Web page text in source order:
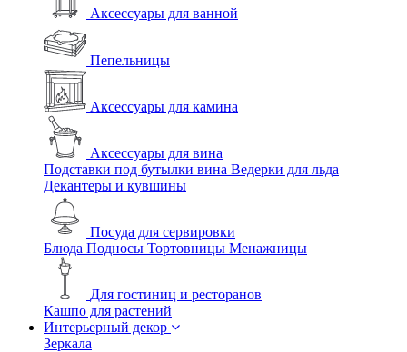
Аксессуары для ванной
Пепельницы
Аксессуары для камина
Аксессуары для вина
Подставки под бутылки вина Ведерки для льда
Декантеры и кувшины
Посуда для сервировки
Блюда Подносы Тортовницы Менажницы
Для гостиниц и ресторанов
Кашпо для растений
Интерьерный декор
Зеркала